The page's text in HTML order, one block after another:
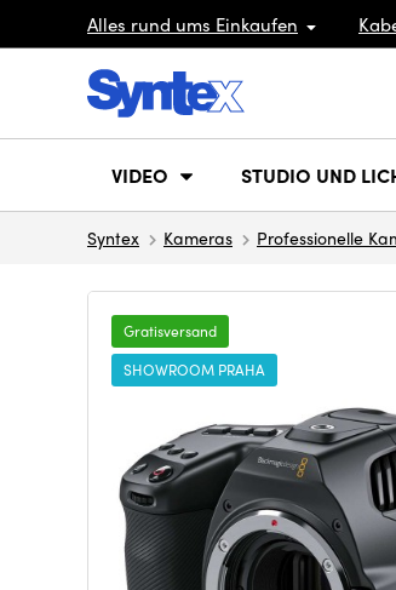
Alles rund ums Einkaufen
VIDEO STUDIO UND
Syntex Kameras Professionelle
Gratisversand
SHOWROOM PRAHA